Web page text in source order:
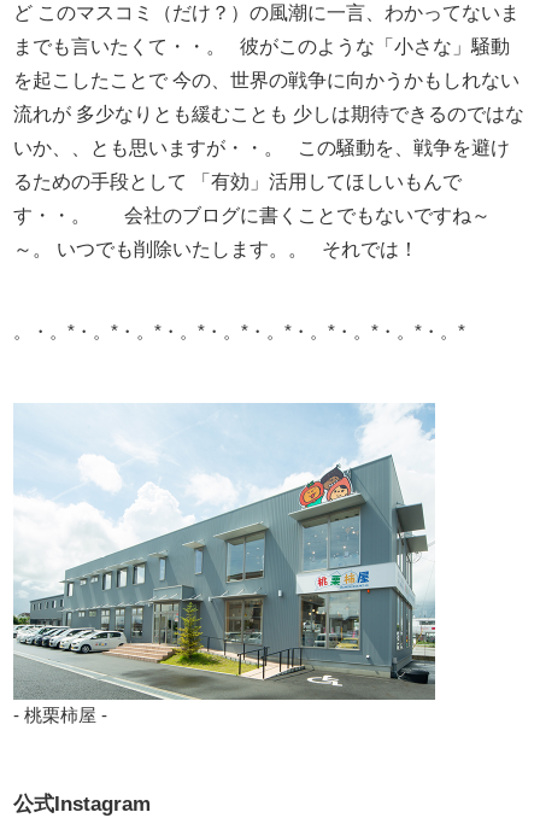
ど このマスコミ（だけ？）の風潮に一言、わかってないま
までも言いたくて・・。
彼がこのような「小さな」騒動
を起こしたことで 今の、世界の戦争に向かうかもしれない
流れが 多少なりとも緩むことも 少しは期待できるのではな
いか、、
とも思いますが・・。 この騒動を、戦争を避け
るための手段として
「有効」活用してほしいもんで
す・・。
会社のブログに書くことでもないですね～
～。
いつでも削除いたします。。 それでは！
。・。*・。*・。*・。*・。*・。*・。*・。*・。*・。*
- 桃栗柿屋 -
公式Instagram